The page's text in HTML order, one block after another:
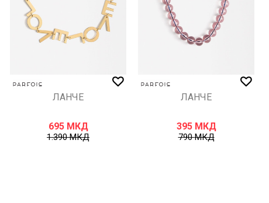
ЛАНЧЕ
695 МКД
1.390МКД
ЛАНЧЕ
395 МКД
790МКД